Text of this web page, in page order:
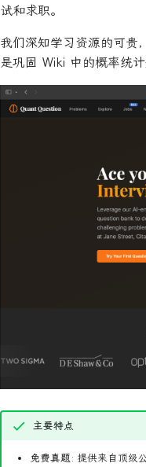
试和求职。
我们深知学习资源的可贵
是巩固 Wiki 中的概率统
主要特点
免费真题: 提供来自顶级